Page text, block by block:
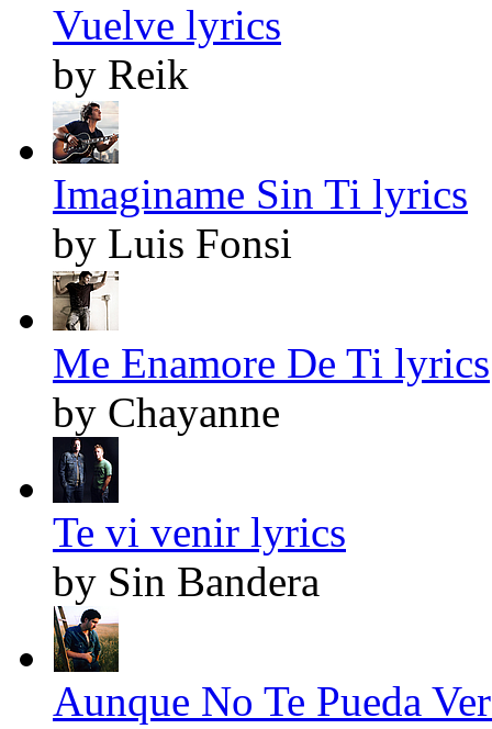
Vuelve lyrics
by Reik
Imaginame Sin Ti lyrics
by Luis Fonsi
Me Enamore De Ti lyrics
by Chayanne
Te vi venir lyrics
by Sin Bandera
Aunque No Te Pueda